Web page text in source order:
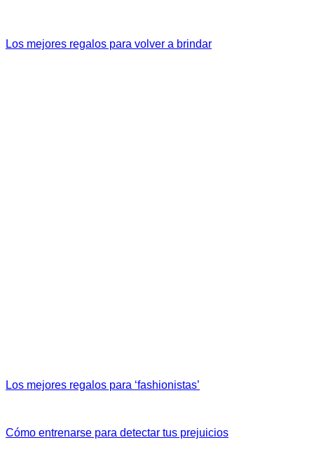
Los mejores regalos para volver a brindar
Los mejores regalos para ‘fashionistas’
Cómo entrenarse para detectar tus prejuicios